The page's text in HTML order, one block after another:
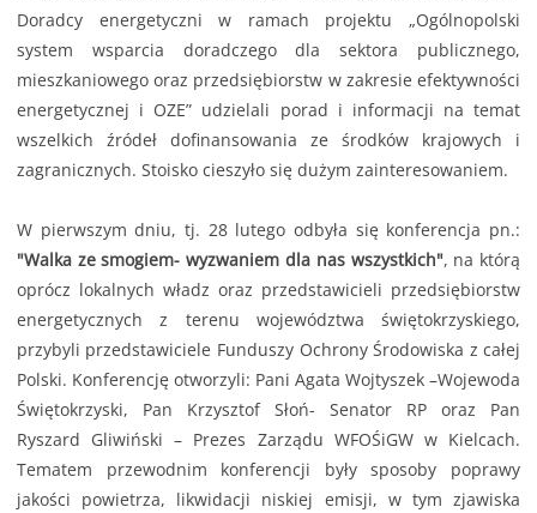
Doradcy energetyczni w ramach projektu „Ogólnopolski
system wsparcia doradczego dla sektora publicznego,
mieszkaniowego oraz przedsiębiorstw w zakresie efektywności
energetycznej i OZE” udzielali porad i informacji na temat
wszelkich źródeł dofinansowania ze środków krajowych i
zagranicznych. Stoisko cieszyło się dużym zainteresowaniem.
W pierwszym dniu, tj. 28 lutego odbyła się konferencja pn.:
"Walka ze smogiem- wyzwaniem dla nas wszystkich", na którą
oprócz lokalnych władz oraz przedstawicieli przedsiębiorstw
energetycznych z terenu województwa świętokrzyskiego,
przybyli przedstawiciele Funduszy Ochrony Środowiska z całej
Polski. Konferencję otworzyli: Pani Agata Wojtyszek –Wojewoda
Świętokrzyski, Pan Krzysztof Słoń- Senator RP oraz Pan
Ryszard Gliwiński – Prezes Zarządu WFOŚiGW w Kielcach.
Tematem przewodnim konferencji były sposoby poprawy
jakości powietrza, likwidacji niskiej emisji, w tym zjawiska